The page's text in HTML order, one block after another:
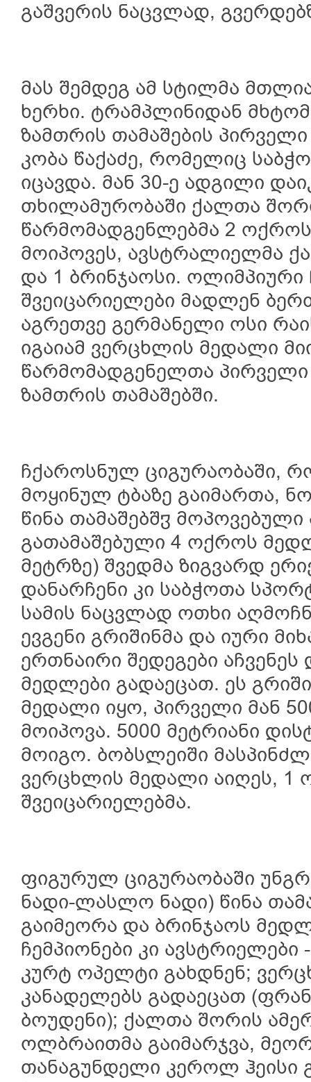
გაშვერის ნაცვლად,
მას შემდეგ ამ სტილმა
ხერხი. ტრამპლინიდან
ზამთრის თამაშების
კობა წაქაძე, რომელიც
იცავდა. მან 30-ე ადგილი
თხილამურობაში ქალთა
წარმომადგენლებმა 2
მოიპოვეს, ავსტრალიელმა
და 1 ბრინჯაოსი. ოლიმპიური
შვეიცარიელები მადლენ
აგრეთვე გერმანელი ოსი
იგაიამ ვერცხლის მედალი
წარმომადგენელთა
ზამთრის თამაშებში.
ჩქაროსნულ ციგურაობაში,
მოყინულ ტბაზე გაიმართა,
წინა თამაშებშჳ მოპოვებული
გათამაშებული 4 ოქროს
მეტრზე) შვედმა ზიგვარდ
დანარჩენი კი საბჭოთა
სამის ნაცვლად ოთხი
ევგენი გრიშინმა და იური
ერთნაირი შედეგები
მედლები გადაეცათ. ეს
მედალი იყო, პირველი მან
მოიპოვა. 5000 მეტრიანი
მოიგო. ბობსლეიში
ვერცხლის მედალი აიღეს, 1
შვეიცარიელებმა.
ფიგურულ ციგურაობაში
ნადი-ლასლო ნადი) წინა
გაიმეორა და ბრინჯაოს
ჩემპიონები კი
კურტ ოპელტი გახდნენ;
კანადელებს გადაეცათ
ბოუდენი); ქალთა შორის
ოლბრაითმა გაიმარჯვა,
თანაგუნდელი კეროლ ჰეისი